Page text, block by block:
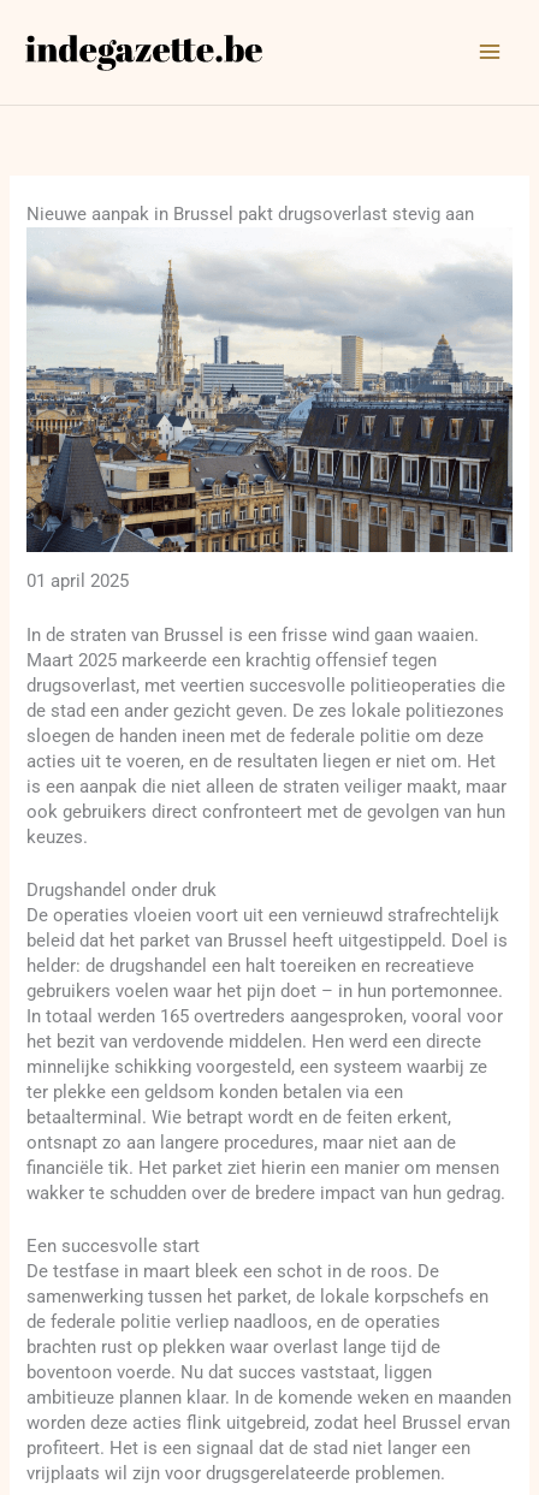
naar
Nieuwe aanpak in Brussel pakt drugsoverlast stevig aan
01 april 2025
In de straten van Brussel is een frisse wind gaan waaien.
Maart 2025 markeerde een krachtig offensief tegen
drugsoverlast, met veertien succesvolle politieoperaties die
de stad een ander gezicht geven. De zes lokale politiezones
sloegen de handen ineen met de federale politie om deze
acties uit te voeren, en de resultaten liegen er niet om. Het
is een aanpak die niet alleen de straten veiliger maakt, maar
ook gebruikers direct confronteert met de gevolgen van hun
keuzes.
Drugshandel onder druk
De operaties vloeien voort uit een vernieuwd strafrechtelijk
beleid dat het parket van Brussel heeft uitgestippeld. Doel is
helder: de drugshandel een halt toereiken en recreatieve
gebruikers voelen waar het pijn doet – in hun portemonnee.
In totaal werden 165 overtreders aangesproken, vooral voor
het bezit van verdovende middelen. Hen werd een directe
minnelijke schikking voorgesteld, een systeem waarbij ze
ter plekke een geldsom konden betalen via een
betaalterminal. Wie betrapt wordt en de feiten erkent,
ontsnapt zo aan langere procedures, maar niet aan de
financiële tik. Het parket ziet hierin een manier om mensen
wakker te schudden over de bredere impact van hun gedrag.
Een succesvolle start
De testfase in maart bleek een schot in de roos. De
samenwerking tussen het parket, de lokale korpschefs en
de federale politie verliep naadloos, en de operaties
brachten rust op plekken waar overlast lange tijd de
boventoon voerde. Nu dat succes vaststaat, liggen
ambitieuze plannen klaar. In de komende weken en maanden
worden deze acties flink uitgebreid, zodat heel Brussel ervan
profiteert. Het is een signaal dat de stad niet langer een
vrijplaats wil zijn voor drugsgerelateerde problemen.